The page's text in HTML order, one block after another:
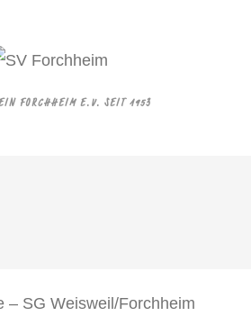
FORCHHEIM E.V. SEIT 1953